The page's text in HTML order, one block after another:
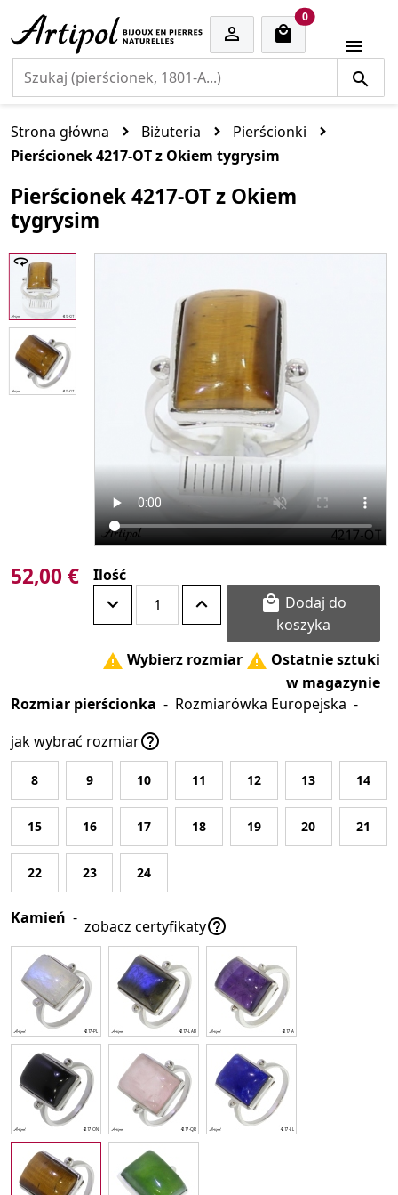

0cart items

Strona główna Biżuteria
Pierścionki
Pierścionek 4217-OT z Okiem tygrysim
Pierścionek 4217-OT z Okiem
tygrysim
52,00 € Ilość

koszyka
 Wybierz rozmiar  Ostatnie sztuki
w magazynie
Rozmiar pierścionka - Rozmiarówka Europejska -
jak wybrać rozmiar
8 9 10 11 12 13 14
15 16 17 18 19 20 21
22 23 24
Kamień - zobacz certyfikaty